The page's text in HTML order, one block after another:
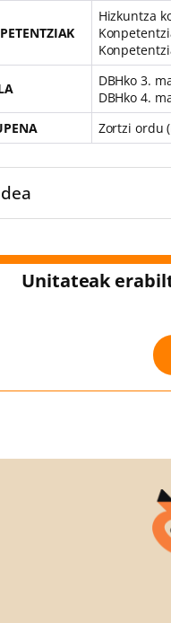
Hizkuntza
DBHko 3.
DBHko 4.
Zortzi ordu
Unitateak